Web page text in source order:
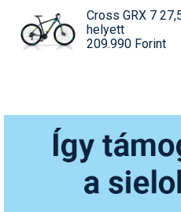
Cross GRX 7
helyett
209.990 Forint